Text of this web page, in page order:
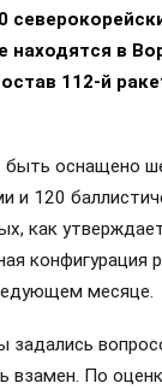
находятся в
112-й
быть оснащено
и 120
как
конфигурация
месяце.
задались
взамен. По